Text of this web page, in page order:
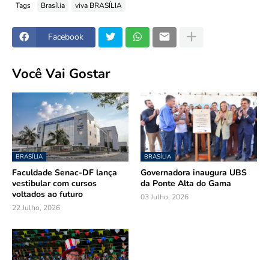
Tags Brasília viva BRASÍLIA
Facebook
Você Vai Gostar
BRASÍLIA
Faculdade Senac-DF lança
vestibular com cursos
voltados ao futuro
22 Julho, 2026
BRASÍLIA
Governadora inaugura UBS
da Ponte Alta do Gama
03 Julho, 2026